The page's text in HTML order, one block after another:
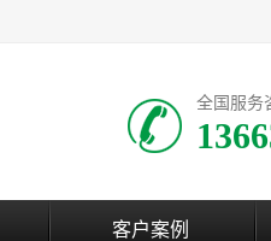
全国服务
客户案例